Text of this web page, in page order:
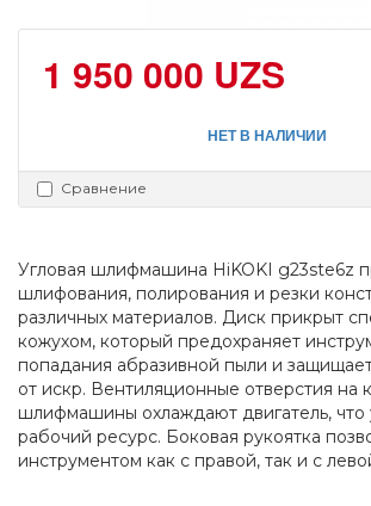
1 950 000 UZS
НЕТ В НАЛИЧИИ
Сравнение
Угловая шлифмашина HiKOKI g23ste6z
шлифования, полирования и резки
различных материалов. Диск прикрыт
кожухом, который предохраняет
попадания абразивной пыли и
от искр. Вентиляционные отверстия на
шлифмашины охлаждают двигатель, что
рабочий ресурс. Боковая рукоятка
инструментом как с правой, так и с